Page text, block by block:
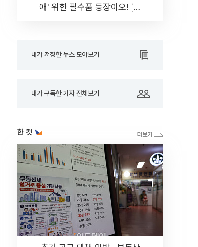
애' 위한 필수품 등장이오! [솔
내가 저장한 뉴스 모아보기
내가 구독한 기자 전체보기
한 컷